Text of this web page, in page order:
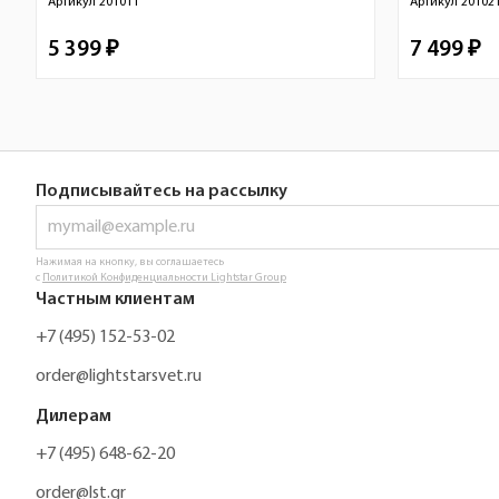
5 399 ₽ 7 499 ₽
Подписывайтесь на рассылку
Нажимая на кнопку, вы соглашаетесь
с Политикой Конфиденциальности Lightstar Group
Частным клиентам
+7 (495) 152-53-02
order@lightstarsvet.ru
Дилерам
+7 (495) 648-62-20
order@lst.gr